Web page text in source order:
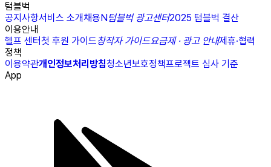
텀블벅
공지사항서비스 소개채용N텀블벅 광고센터2025 텀블벅 결산
이용안내
헬프 센터첫 후원 가이드창작자 가이드요금제 · 광고 안내제휴·협력
정책
이용약관개인정보처리방침청소년보호정책프로젝트 심사 기준
App